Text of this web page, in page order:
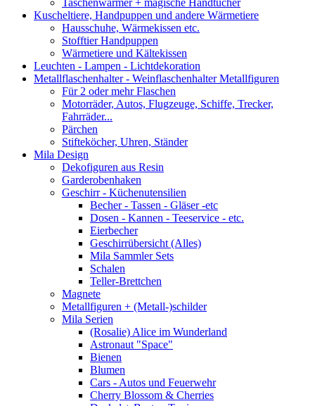
Kuscheltiere, Handpuppen und andere Wärmetiere
Hausschuhe, Wärmekissen etc.
Stofftier Handpuppen
Wärmetiere und Kältekissen
Leuchten - Lampen - Lichtdekoration
Metallflaschenhalter - Weinflaschenhalter Metallfiguren
Für 2 oder mehr Flaschen
Motorräder, Autos, Flugzeuge, Schiffe, Trecker,
Fahrräder...
Pärchen
Stifteköcher, Uhren, Ständer
Mila Design
Dekofiguren aus Resin
Garderobenhaken
Geschirr - Küchenutensilien
Becher - Tassen - Gläser -etc
Dosen - Kannen - Teeservice - etc.
Eierbecher
Geschirrübersicht (Alles)
Mila Sammler Sets
Schalen
Teller-Brettchen
Magnete
Metallfiguren + (Metall-)schilder
Mila Serien
(Rosalie) Alice im Wunderland
Astronaut "Space"
Bienen
Blumen
Cars - Autos und Feuerwehr
Cherry Blossom & Cherries